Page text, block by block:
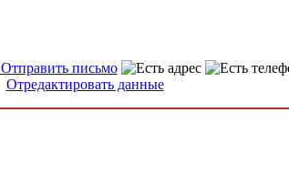
Отправить письмо
Отредактировать данные